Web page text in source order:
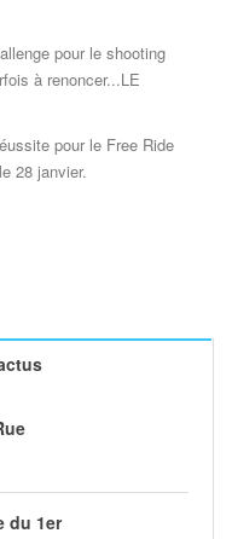
pour le shooting
à renoncer...LE
pour le Free Ride
28 janvier.
du 1er